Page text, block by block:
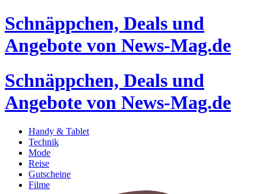
Schnäppchen, Deals und
Angebote von News-Mag.de
Schnäppchen, Deals und
Angebote von News-Mag.de
Handy & Tablet
Technik
Mode
Reise
Gutscheine
Filme